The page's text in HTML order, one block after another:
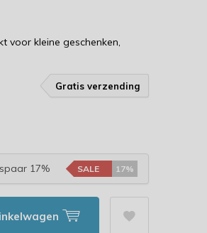
voor kleine geschenken,
Gratis verzending
17% SALE 17%